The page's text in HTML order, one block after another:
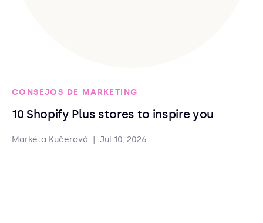
CONSEJOS DE MARKETING
10 Shopify Plus stores to inspire you
Markéta Kučerová Jul 10, 2026